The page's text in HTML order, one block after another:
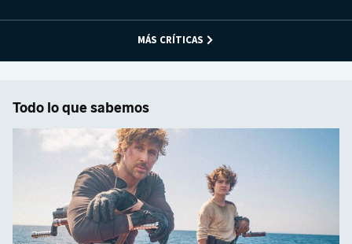
MÁS CRÍTICAS
Todo lo que sabemos